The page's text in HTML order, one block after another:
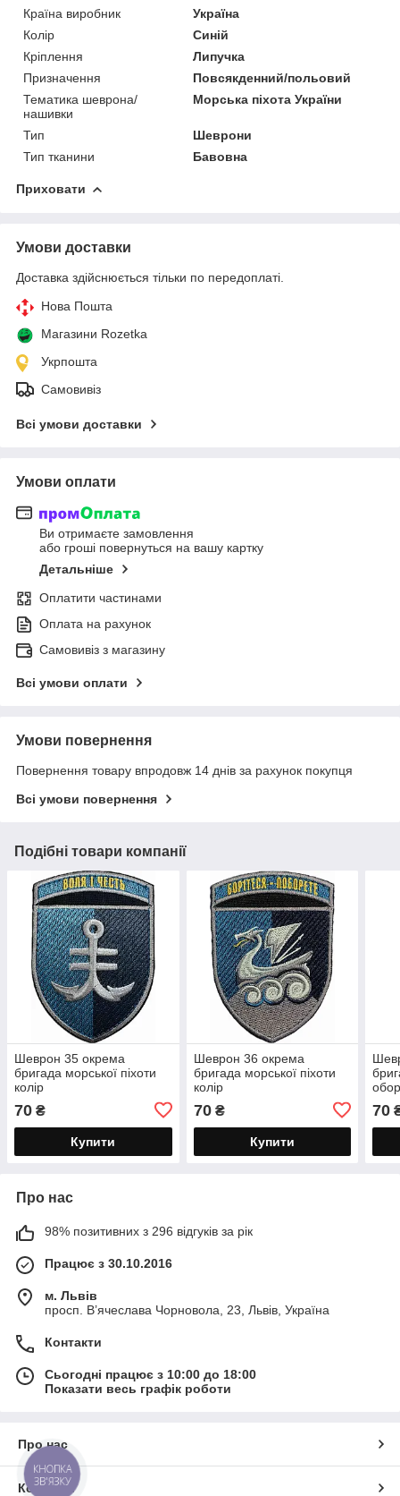
Країна виробник
Україна
Колір
Синій
Кріплення
Липучка
Призначення
Повсякденний/польовий
Тематика шеврона/
нашивки
Морська піхота України
Тип
Шеврони
Тип тканини
Бавовна
Приховати
Умови доставки
Доставка здійснюється тільки по передоплаті.
Нова Пошта
Магазини Rozetka
Укрпошта
Самовивіз
Всі умови доставки
Умови оплати
Ви отримаєте замовлення
або гроші повернуться на вашу картку
Детальніше
Оплатити частинами
Оплата на рахунок
Самовивіз з магазину
Всі умови оплати
Умови повернення
Повернення товару впродовж 14 днів за рахунок покупця
Всі умови повернення
Подібні товари компанії
Шеврон 35 окрема
бригада морської піхоти
колір
70 ₴
Купити
Шеврон 36 окрема
бригада морської піхоти
колір
70₴
Купити
70
Про нас
98% позитивних з 296 відгуків за рік
Працює з 30.10.2016
м. Львів
просп. В’ячеслава Чорновола, 23, Львів, Україна
Контакти
Сьогодні працює з 10:00 до 18:00
Показати весь графік роботи
Про нас
Контакти
КНОПКА
ЗВ'ЯЗКУ